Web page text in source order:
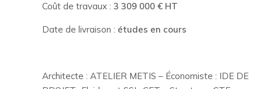
Coût de travaux : 3 309 000 € HT
Date de livraison : études en cours
Architecte : ATELIER METIS – Économiste : IDE DE